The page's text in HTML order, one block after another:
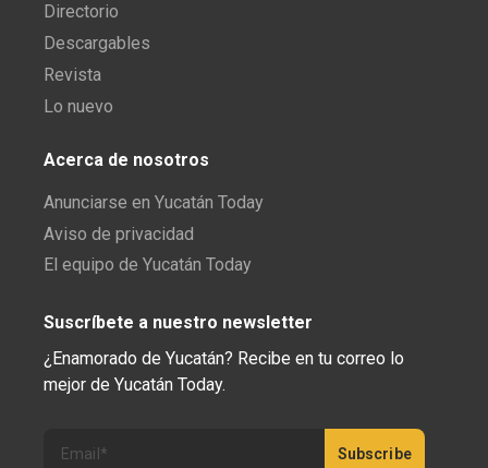
Directorio
Descargables
Revista
Lo nuevo
Acerca de nosotros
Anunciarse en Yucatán Today
Aviso de privacidad
El equipo de Yucatán Today
Suscríbete a nuestro newsletter
¿Enamorado de Yucatán? Recibe en tu correo lo
mejor de Yucatán Today.